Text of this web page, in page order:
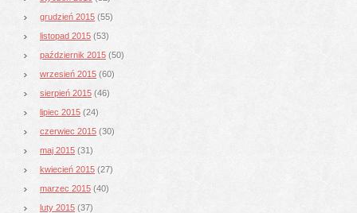
grudzień 2015 (55)
listopad 2015 (53)
październik 2015 (50)
wrzesień 2015 (60)
sierpień 2015 (46)
lipiec 2015 (24)
czerwiec 2015 (30)
maj 2015 (31)
kwiecień 2015 (27)
marzec 2015 (40)
luty 2015 (37)